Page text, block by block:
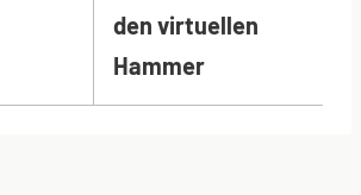
den virtuellen
Hammer